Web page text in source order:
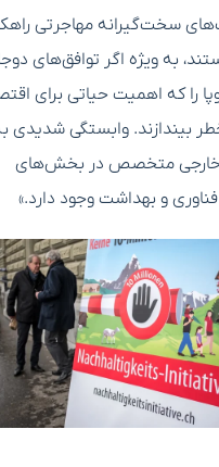
سخت‌گیرانه مهاجرتی
به ویژه اگر توافق‌های
را که اهمیت حیاتی برای
بیندازند. وابستگی شدیدی
خارجی متخصص در بخش‌های
فناوری و بهداشت وجود دارد.»